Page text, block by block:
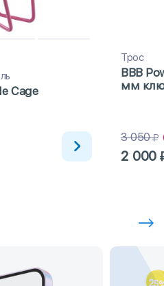
Сage
Трос
BBB
мм
3 050
2 000